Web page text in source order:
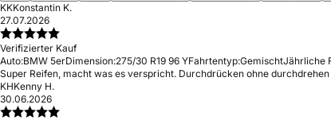
KKKonstantin K.
27.07.2026
Verifizierter Kauf
Auto:BMW 5erDimension:275/30 R19 96 YFahrtentyp:GemischtJährliche
Super Reifen, macht was es verspricht. Durchdrücken ohne
KHKenny H.
30.06.2026